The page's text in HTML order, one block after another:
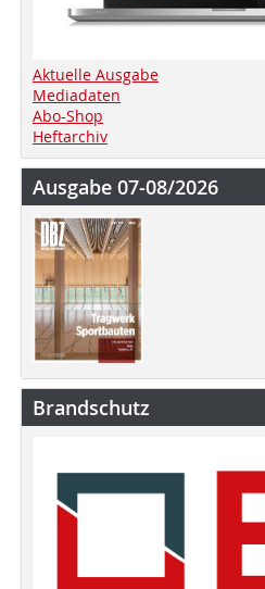
Aktuelle Ausgabe
Mediadaten
Abo-Shop
Heftarchiv
Ausgabe 07-08/2026
Brandschutz